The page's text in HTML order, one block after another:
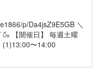
p/Da4jsZ9E5GB ＼
【開催日】 毎週土曜
(1)13:00〜14:00